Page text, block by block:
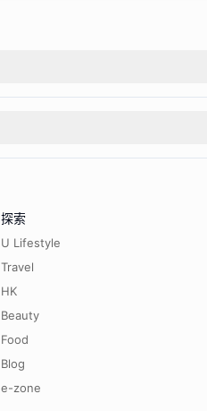
探索
U Lifestyle
Travel
HK
Beauty
Food
Blog
e-zone